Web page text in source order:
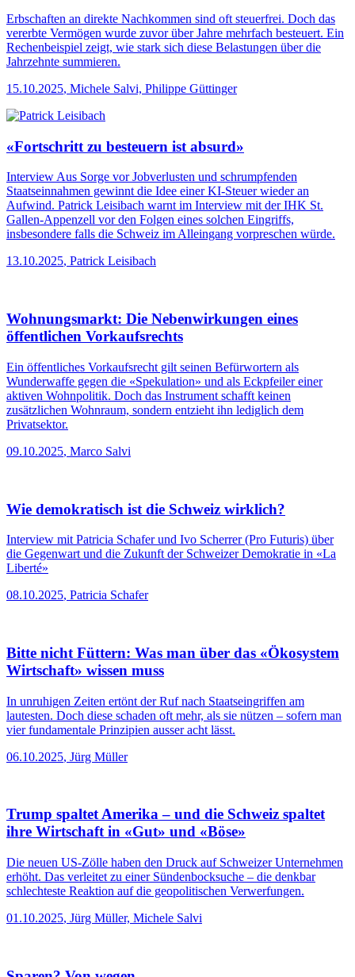
Erbschaften an direkte Nachkommen sind oft steuerfrei. Doch das
vererbte Vermögen wurde zuvor über Jahre mehrfach besteuert. Ein
Rechenbeispiel zeigt, wie stark sich diese Belastungen über die
Jahrzehnte summieren.
15.10.2025, Michele Salvi, Philippe Güttinger
«Fortschritt zu besteuern ist absurd»
InterviewAus Sorge vor Jobverlusten und schrumpfenden
Staatseinnahmen gewinnt die Idee einer KI-Steuer wieder an
Aufwind. Patrick Leisibach warnt im Interview mit der IHK St.
Gallen-Appenzell vor den Folgen eines solchen Eingriffs,
insbesondere falls die Schweiz im Alleingang vorpreschen würde.
13.10.2025, Patrick Leisibach
Wohnungsmarkt: Die Nebenwirkungen eines
öffentlichen Vorkaufsrechts
Ein öffentliches Vorkaufsrecht gilt seinen Befürwortern als
Wunderwaffe gegen die «Spekulation» und als Eckpfeiler einer
aktiven Wohnpolitik. Doch das Instrument schafft keinen
zusätzlichen Wohnraum, sondern entzieht ihn lediglich dem
Privatsektor.
09.10.2025, Marco Salvi
Wie demokratisch ist die Schweiz wirklich?
Interview mit Patricia Schafer und Ivo Scherrer (Pro Futuris) über
die Gegenwart und die Zukunft der Schweizer Demokratie in «La
Liberté»
08.10.2025, Patricia Schafer
Bitte nicht Füttern: Was man über das «Ökosystem
In unruhigen Zeiten ertönt der Ruf nach Staatseingriffen am
lautesten. Doch diese schaden oft mehr, als sie nützen – sofern man
Trump spaltet Amerika – und die Schweiz spaltet
Die neuen US-Zölle haben den Druck auf Schweizer Unternehmen
erhöht. Das verleitet zu einer Sündenbocksuche – die denkbar